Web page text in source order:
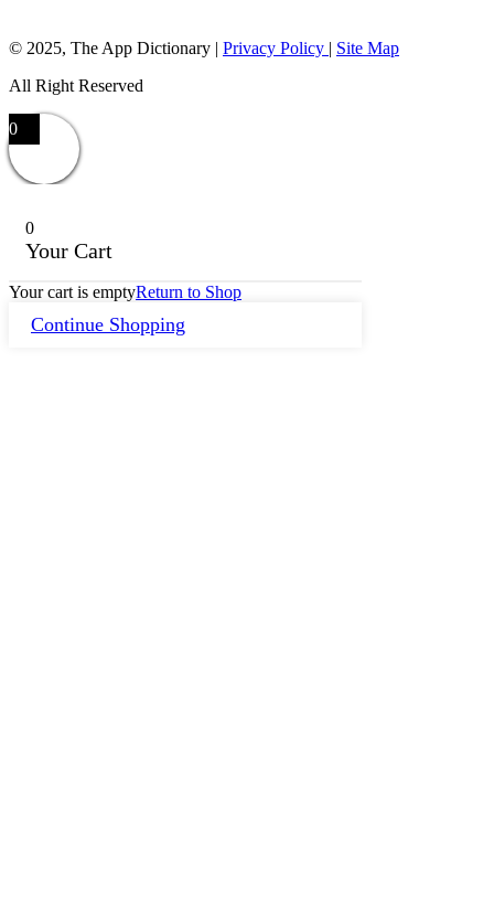
© 2025, The App Dictionary | Privacy Policy | Site Map
All Right Reserved
0
0
Your Cart
Your cart is emptyReturn to Shop
Continue Shopping